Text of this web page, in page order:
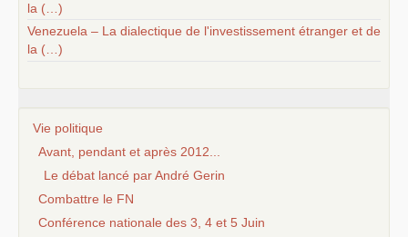
la (…)
Venezuela – La dialectique de l'investissement étranger et de
la (…)
Vie politique
Avant, pendant et après 2012...
Le débat lancé par André Gerin
Combattre le FN
Conférence nationale des 3, 4 et 5 Juin